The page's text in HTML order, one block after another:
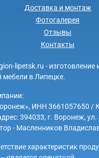
Доставка и монтаж
Фотогалерея
Отзывы
Контакты
lipetsk.ru - изготовление
мебели в Липецке.
ИНН 3661057650 /
394033, г. Воронеж,
- Масленников
характеристик